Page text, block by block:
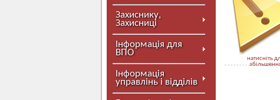
Захиснику,
Захисниці
Інформація для
ВПО
Інформація
управлінь і відділів
натисніть